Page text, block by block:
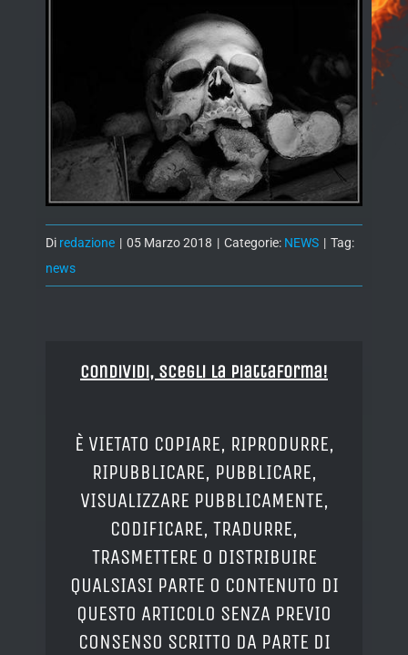
Di redazione | 05 Marzo 2018 | Categorie: NEWS | Tag:
news
Condividi, Scegli la piattaforma!
È VIETATO COPIARE, RIPRODURRE,
RIPUBBLICARE, PUBBLICARE,
VISUALIZZARE PUBBLICAMENTE,
CODIFICARE, TRADURRE,
TRASMETTERE O DISTRIBUIRE
QUALSIASI PARTE O CONTENUTO DI
QUESTO ARTICOLO SENZA PREVIO
CONSENSO SCRITTO DA PARTE DI